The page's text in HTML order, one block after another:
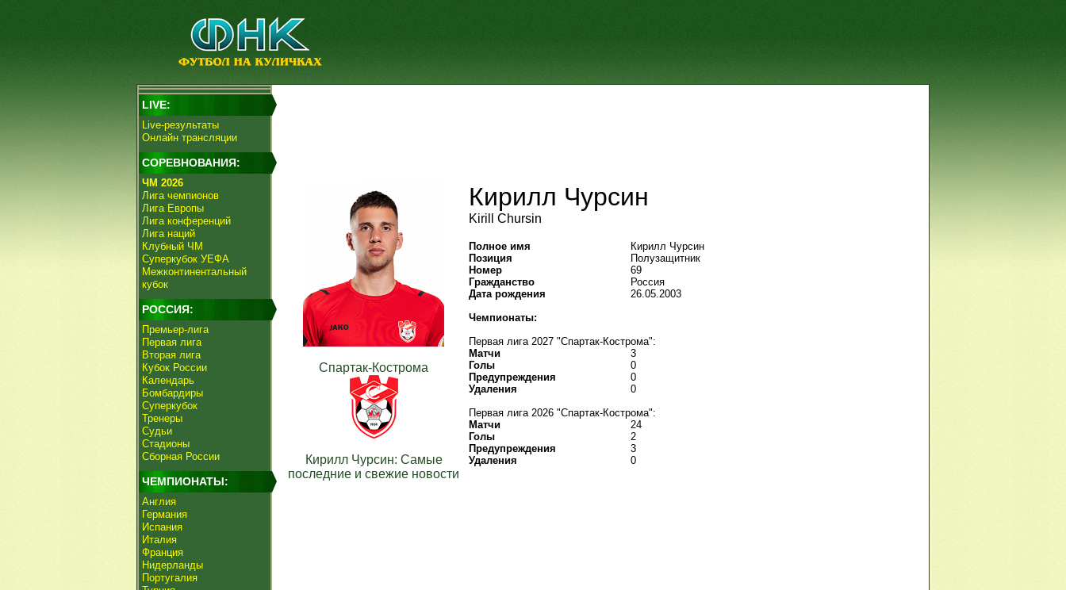
LIVE:
Live-результаты
Онлайн трансляции
СОРЕВНОВАНИЯ:
ЧМ 2026
Лига чемпионов
Лига Европы
Лига конференций
Лига наций
Клубный ЧМ
Суперкубок УЕФА
Межконтинентальный
кубок
РОССИЯ:
Премьер-лига
Первая лига
Вторая лига
Кубок России
Календарь
Бомбардиры
Суперкубок
Тренеры
Судьи
Стадионы
Сборная России
ЧЕМПИОНАТЫ:
Англия
Германия
Испания
Италия
Франция
Нидерланды
Португалия
Спартак-Кострома
Кирилл Чурсин: Самые
последние и свежие новости
Кирилл Чурсин
Kirill Chursin
Полное имя
Кирилл Чурсин
Позиция
Полузащитник
Номер
69
Гражданство
Россия
Дата рождения
26.05.2003
Чемпионаты:
Первая лига 2027 "Спартак-Кострома":
Матчи
3
Голы
0
Предупреждения
0
Удаления
0
Первая лига 2026 "Спартак-Кострома":
Матчи
24
Голы
2
Предупреждения
3
Удаления
0